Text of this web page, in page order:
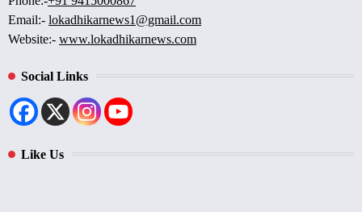
Email:- lokadhikarnews1@gmail.com
Website:- www.lokadhikarnews.com
Social Links
Like Us